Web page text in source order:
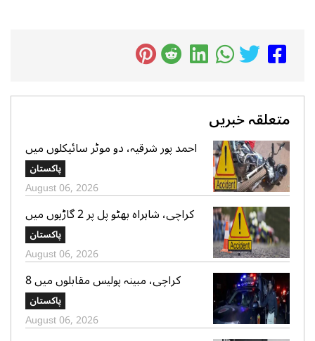
متعلقہ خبریں
احمد پور شرقیہ، دو موٹر سائیکلوں میں
پاکستان
August 06, 2026
کراچی، شاہراہ بھٹو پل پر 2 گاڑیوں میں
پاکستان
August 06, 2026
کراچی، مبینہ پولیس مقابلوں میں 8
زخمی سمیت 12 ڈاکو گرفتار، اسلحہ،
موبائل فونز، کیش رقم اور موٹر سائیکلیں
برآمد
پاکستان
August 06, 2026